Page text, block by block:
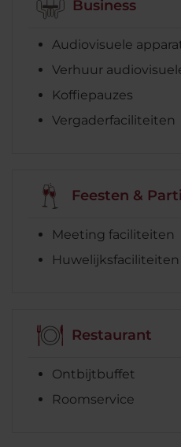
Business
Audiovisuele
Verhuur
Koffiepauzes
Vergaderfaciliteiten
Feesten &
Meeting faciliteiten
Huwelijksfaciliteiten
Restaurant
Ontbijtbuffet
Roomservice